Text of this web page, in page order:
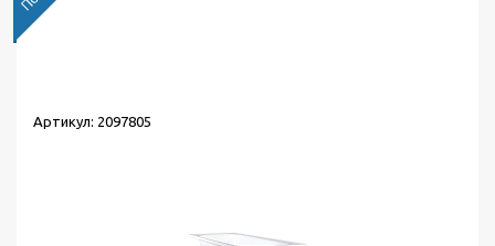
Сортировка:
Артикул: 2097805